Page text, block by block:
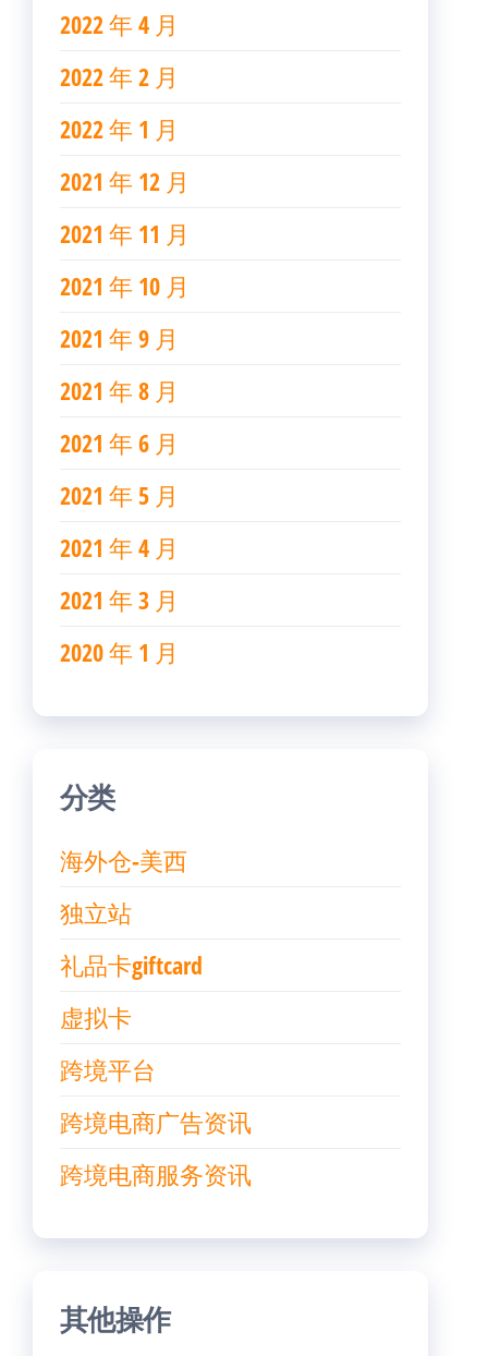
2022 年 4 月
2022 年 2 月
2022 年 1 月
2021 年 12 月
2021 年 11 月
2021 年 10 月
2021 年 9 月
2021 年 8 月
2021 年 6 月
2021 年 5 月
2021 年 4 月
2021 年 3 月
2020 年 1 月
分类
海外仓-美西
独立站
礼品卡giftcard
虚拟卡
跨境平台
跨境电商广告资讯
跨境电商服务资讯
其他操作